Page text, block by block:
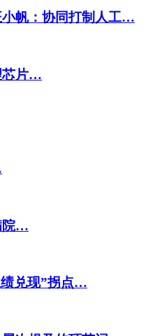
帆：协同打制人工…
芯片…
院…
兑现”拐点…